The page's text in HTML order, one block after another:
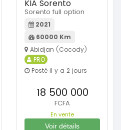
KIA Sorento
Sorento full option
2021
60000 Km
Abidjan (Cocody)
PRO
Posté il y a 2 jours
18 500 000
FCFA
En vente
Voir détails